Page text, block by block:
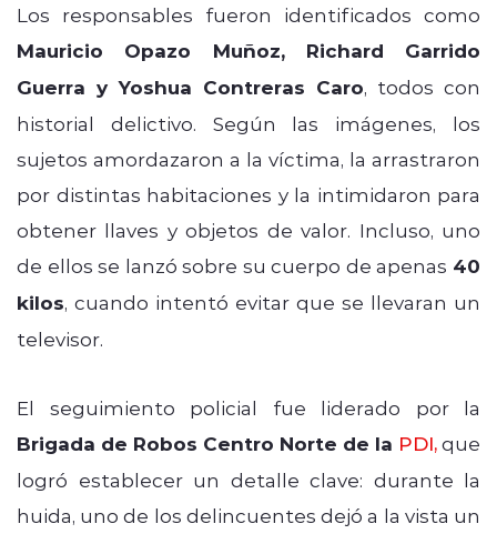
Los responsables fueron identificados como
Mauricio Opazo Muñoz, Richard Garrido
Guerra y Yoshua Contreras Caro, todos con
historial delictivo. Según las imágenes, los
sujetos amordazaron a la víctima, la arrastraron
por distintas habitaciones y la intimidaron para
obtener llaves y objetos de valor. Incluso, uno
de ellos se lanzó sobre su cuerpo de apenas 40
kilos, cuando intentó evitar que se llevaran un
televisor.
El seguimiento policial fue liderado por la
Brigada de Robos Centro Norte de la PDI,que
logró establecer un detalle clave: durante la
huida, uno de los delincuentes dejó a la vista un